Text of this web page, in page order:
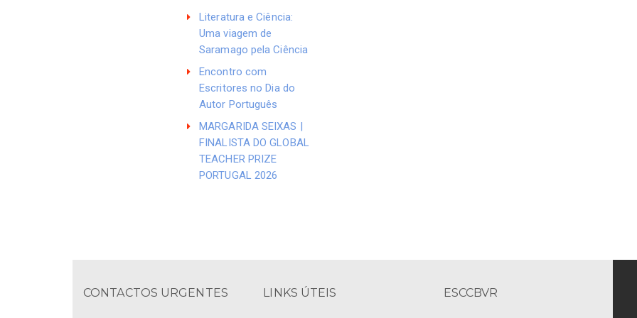
Literatura e Ciência:
Uma viagem de
Saramago pela Ciência
Encontro com
Escritores no Dia do
Autor Português
MARGARIDA SEIXAS |
FINALISTA DO GLOBAL
TEACHER PRIZE
PORTUGAL 2026
CONTACTOS URGENTES LINKS ÚTEIS ESCCBVR